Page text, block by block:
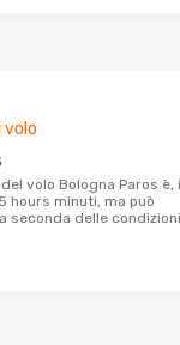
volo
hours minuti, ma può
seconda delle